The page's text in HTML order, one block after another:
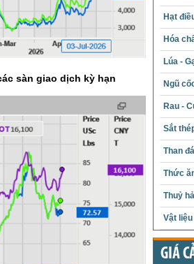
sàn giao dịch kỳ hạn
Hạt
Hóa
Lúa -
Ngũ
Rau -
Sắt
Than đá
Thức
Thuỷ
Vật
GIÁ